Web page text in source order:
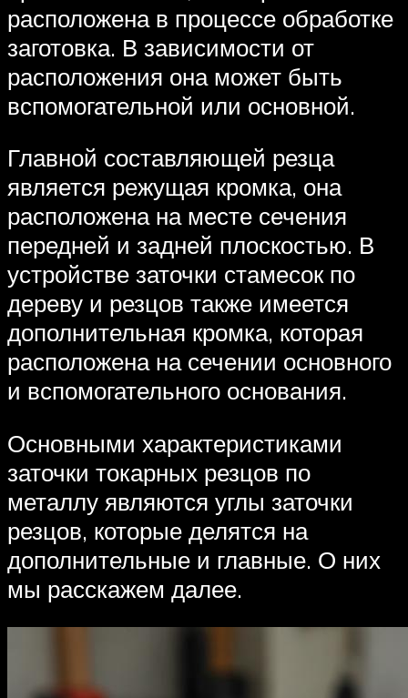
расположена в процессе обработке
заготовка. В зависимости от
расположения она может быть
вспомогательной или основной.
Главной составляющей резца
является режущая кромка, она
расположена на месте сечения
передней и задней плоскостью. В
устройстве заточки стамесок по
дереву и резцов также имеется
дополнительная кромка, которая
расположена на сечении основного
и вспомогательного основания.
Основными характеристиками
заточки токарных резцов по
металлу являются углы заточки
резцов, которые делятся на
дополнительные и главные. О них
мы расскажем далее.